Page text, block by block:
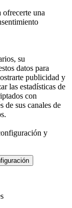
una
su
datos para
publicidad y
las estadísticas de
con
de sus canales de
y